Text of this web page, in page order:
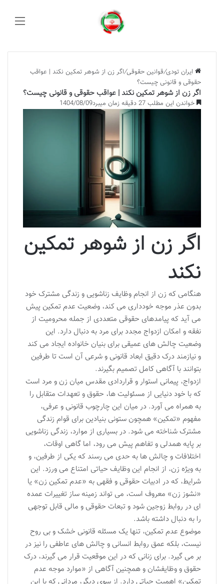
ایران تودی/قوانین حقوقی/اگر زن از شوهر تمکین نکند | عواقب
حقوقی و قانونی چیست؟
اگر زن از شوهر تمکین نکند | عواقب حقوقی و قانونی چیست؟
1404/08/09 خواندن این مطلب 27 دقیقه زمان میبرد
اگر زن از شوهر تمکین
نکند
هنگامی که زن از انجام وظایف زناشویی و زندگی مشترک خود
بدون عذر موجه خودداری می کند، وضعیت عدم تمکین پیش
می آید که پیامدهای حقوقی متعددی از جمله محرومیت از
نفقه و امکان ازدواج مجدد برای مرد به دنبال دارد. این
وضعیت چالش های عمیقی برای بنیان خانواده ایجاد می کند
و نیازمند درک دقیق ابعاد قانونی و شرعی آن است تا طرفین
بتوانند با آگاهی کامل تصمیم بگیرند.
ازدواج، پیمانی استوار و قراردادی مقدس میان زن و مرد است
که با خود دنیایی از مسئولیت ها، حقوق و تعهدات متقابل را
به همراه می آورد. در میان این چارچوب قانونی و عرفی،
مفهوم «تمکین» همچون ستونی بنیادین برای قوام زندگی
مشترک شناخته می شود. در بسیاری از موارد، زندگی زناشویی
بر پایه همدلی و تفاهم پیش می رود، اما گاهی اوقات،
اختلافات و چالش ها به حدی می رسند که یکی از طرفین، و
به ویژه زن، از انجام این وظایف حیاتی امتناع می ورزد. این
شرایط، که در ادبیات حقوقی و فقهی به «عدم تمکین زن» یا
«نشوز زن» معروف است، می تواند زمینه ساز تغییرات عمده
ای در روابط زوجین شود و تبعات حقوقی و مالی قابل توجهی
را به دنبال داشته باشد.
موضوع عدم تمکین، تنها یک مسئله قانونی خشک و بی روح
نیست، بلکه عمق روابط انسانی و چالش های عاطفی را نیز در
بر می گیرد. برای زنانی که در این موقعیت قرار می گیرند، درک
حقوق و وظایفشان و همچنین آگاهی از «موارد موجه عدم
تمکین» اهمیت حیاتی دارد. از سوی دیگر، مردانی که با این